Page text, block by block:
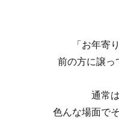
「お年寄
前の方に譲っ
通常
色んな場面で